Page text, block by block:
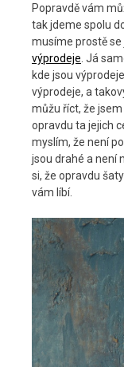
Popravdě vám
tak jdeme spolu
musíme prostě se
výprodeje . Já
kde jsou
výprodeje, a
můžu říct, že
opravdu ta jejich
myslím, že není
jsou drahé a není
si, že opravdu
vám líbí.